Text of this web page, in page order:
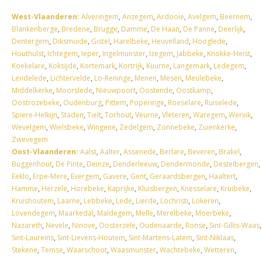
West-Vlaanderen: Alveringem, Anzegem, Ardooie, Avelgem, Beernem,
Blankenberge, Bredene, Brugge, Damme, De Haan, De Panne, Deerlijk,
Dentergem, Diksmuide, Gistel, Harelbeke, Heuvelland, Hooglede,
Houthulst, Ichtegem, Ieper, Ingelmunster, Izegem, Jabbeke, Knokke-Heist,
Koekelare, Koksijde, Kortemark, Kortrijk, Kuurne, Langemark, Ledegem,
Lendelede, Lichtervelde, Lo-Reninge, Menen, Mesen, Meulebeke,
Middelkerke, Moorslede, Nieuwpoort, Oostende, Oostkamp,
Oostrozebeke, Oudenburg, Pittem, Poperinge, Roeselare, Ruiselede,
Spiere-Helkijn, Staden, Tielt, Torhout, Veurne, Vleteren, Waregem, Wervik,
Wevelgem, Wielsbeke, Wingene, Zedelgem, Zonnebeke, Zuienkerke,
Zwevegem
Oost-Vlaanderen: Aalst, Aalter, Assenede, Berlare, Beveren, Brakel,
Buggenhout, De Pinte, Deinze, Denderleeuw, Dendermonde, Destelbergen,
Eeklo, Erpe-Mere, Evergem, Gavere, Gent, Geraardsbergen, Haaltert,
Hamme, Herzele, Horebeke, Kaprijke, Kluisbergen, Knesselare, Kruibeke,
Kruishoutem, Laarne, Lebbeke, Lede, Lierde, Lochristi, Lokeren,
Lovendegem, Maarkedal, Maldegem, Melle, Merelbeke, Moerbeke,
Nazareth, Nevele, Ninove, Oosterzele, Oudenaarde, Ronse, Sint-Gillis-Waas,
Sint-Laureins, Sint-Lievens-Houtem, Sint-Martens-Latem, Sint-Niklaas,
Stekene, Temse, Waarschoot, Waasmunster, Wachtebeke, Wetteren,